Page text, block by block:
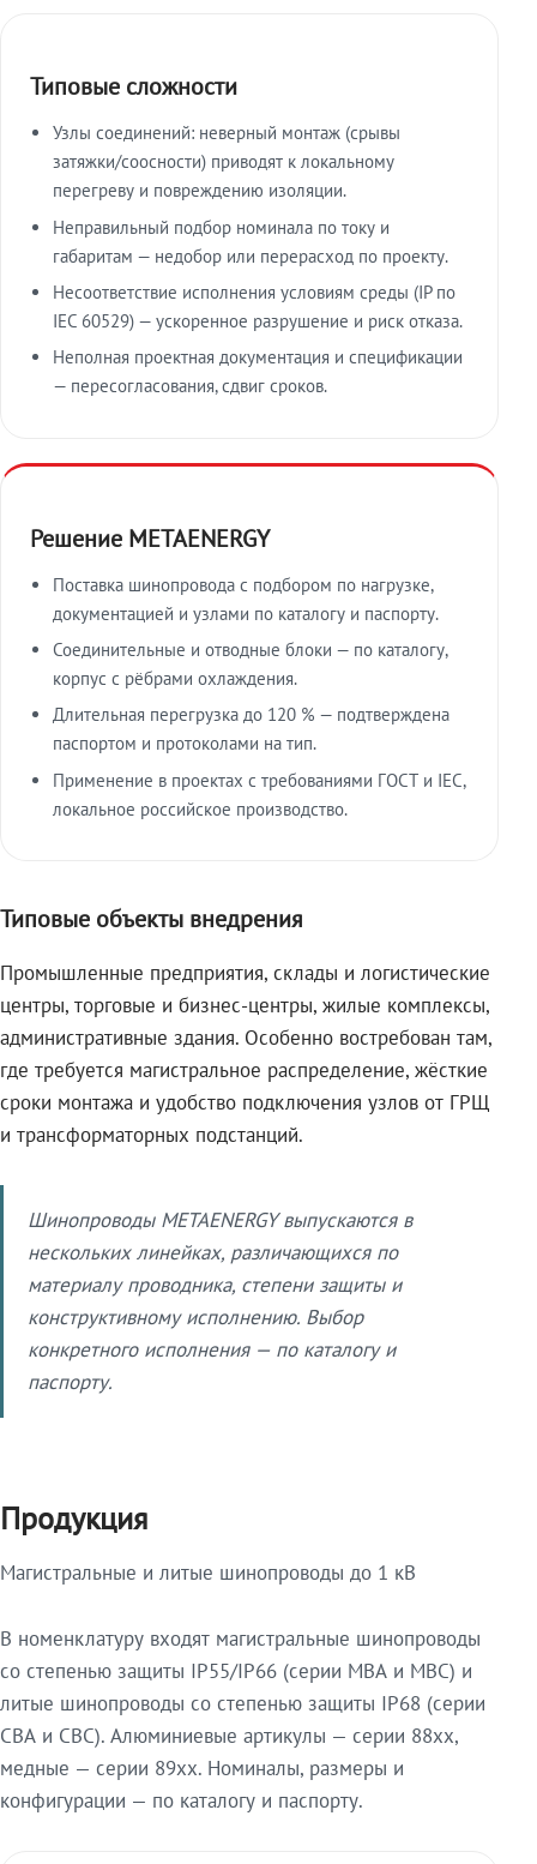
Типовые сложности
Узлы соединений: неверный монтаж (срывы
затяжки/соосности) приводят к локальному
перегреву и повреждению изоляции.
Неправильный подбор номинала по току и
габаритам — недобор или перерасход по проекту.
Несоответствие исполнения условиям среды (IP по
IEC 60529) — ускоренное разрушение и риск отказа.
Неполная проектная документация и спецификации
— пересогласования, сдвиг сроков.
Решение METAENERGY
Поставка шинопровода с подбором по нагрузке,
документацией и узлами по каталогу и паспорту.
Соединительные и отводные блоки — по каталогу,
корпус с рёбрами охлаждения.
Длительная перегрузка до 120 % — подтверждена
паспортом и протоколами на тип.
Применение в проектах с требованиями ГОСТ и IEC,
локальное российское производство.
Типовые объекты внедрения
Промышленные предприятия, склады и логистические
центры, торговые и бизнес-центры, жилые комплексы,
административные здания. Особенно востребован там,
где требуется магистральное распределение, жёсткие
сроки монтажа и удобство подключения узлов от ГРЩ
и трансформаторных подстанций.
Шинопроводы METAENERGY выпускаются в
нескольких линейках, различающихся по
материалу проводника, степени защиты и
конструктивному исполнению. Выбор
конкретного исполнения — по каталогу и
паспорту.
Продукция
Магистральные и литые шинопроводы до 1 кВ
В номенклатуру входят магистральные шинопроводы
со степенью защиты IP55/IP66 (серии МВА и МВС) и
литые шинопроводы со степенью защиты IP68 (серии
СВА и СВС). Алюминиевые артикулы — серии 88xx,
медные — серии 89xx. Номиналы, размеры и
конфигурации — по каталогу и паспорту.